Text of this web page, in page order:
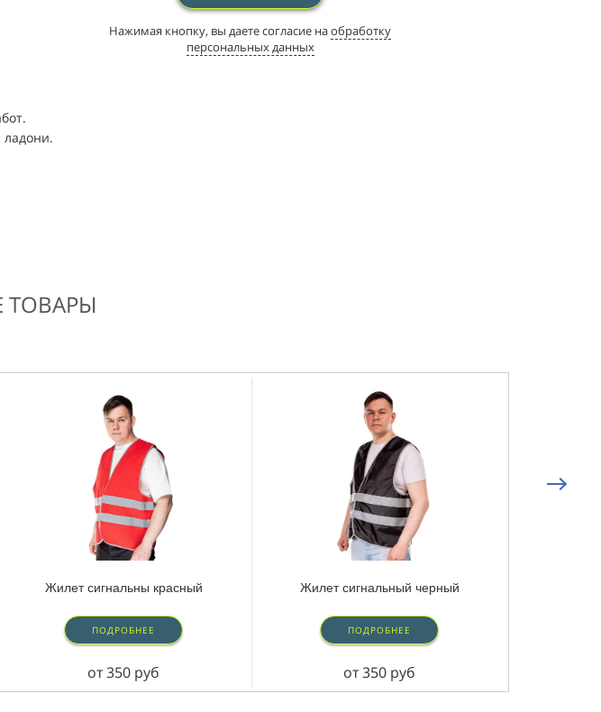
Нажимая кнопку, вы даете согласие наобработку
персональных данных
ладони.
Жилет сигнальны красный
ПОДРОБНЕЕ
от 350 руб
Жилет сигнальный черный
ПОДРОБНЕЕ
от 350 руб